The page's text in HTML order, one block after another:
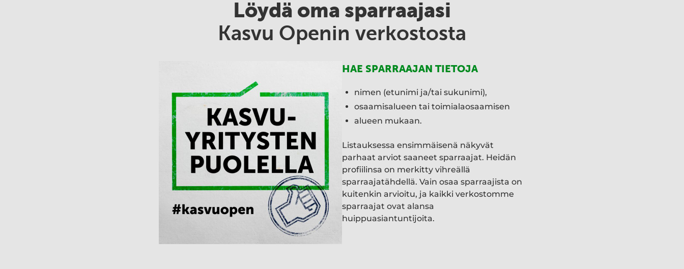
Löydä oma sparraajasi
Kasvu Openin verkostosta
HAE SPARRAAJAN TIETOJA
nimen (etunimi ja/tai sukunimi),
osaamisalueen tai toimialaosaamisen
alueen mukaan.
Listauksessa ensimmäisenä näkyvät
parhaat arviot saaneet sparraajat. Heidän
profiilinsa on merkitty vihreällä
sparraajatähdellä. Vain osaa sparraajista on
kuitenkin arvioitu, ja kaikki verkostomme
sparraajat ovat alansa
huippuasiantuntijoita.